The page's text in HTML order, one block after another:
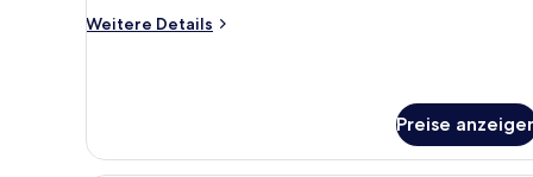
Weitere Details
Weitere
Poolblick
Preise